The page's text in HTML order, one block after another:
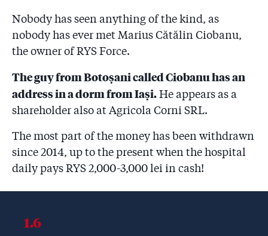
Nobody has seen anything of the kind, as
nobody has ever met Marius Cătălin Ciobanu,
the owner of RYS Force.
The guy from Botoșani called Ciobanu has an
address in a dorm from Iași.He appears as a
shareholder also at Agricola Corni SRL.
The most part of the money has been withdrawn
since 2014, up to the present when the hospital
daily pays RYS 2,000-3,000 lei in cash!
1.6